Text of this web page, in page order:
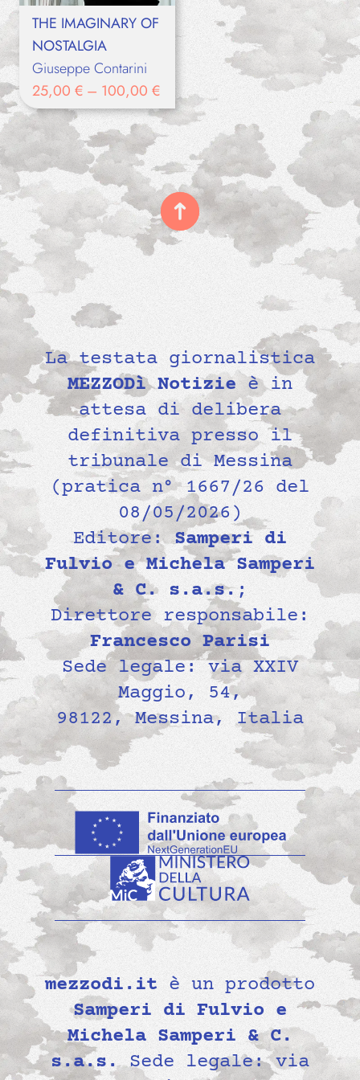
THE IMAGINARY OF
NOSTALGIA
Giuseppe Contarini
25,00 € – 100,00 €
La testata giornalistica
MEZZODì Notizieè in
attesa di delibera
definitiva presso il
tribunale di Messina
(pratica n° 1667/26 del
08/05/2026)
Editore:Samperi di
Fulvio e Michela Samperi
& C. s.a.s.;
Direttore responsabile:
Francesco Parisi
Sede legale: via XXIV
Maggio, 54,
98122, Messina, Italia
mezzodi.it è un prodotto
Samperi di Fulvio e
Michela Samperi & C.
s.a.s.Sede legale: via